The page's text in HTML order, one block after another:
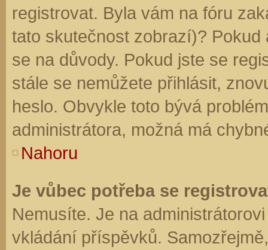
registrovat. Byla vám na fóru
tato skutečnost zobrazí)?
se na důvody. Pokud jste se
stále se nemůžete přihlásit,
heslo. Obvykle toto bývá
administrátora, možná má
Nahoru
Je vůbec potřeba se
Nemusíte. Je na
vkládání příspěvků.